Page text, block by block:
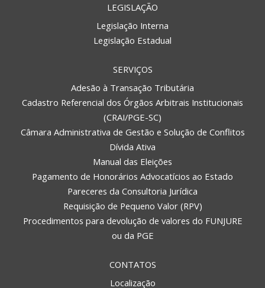
LEGISLAÇÃO
Legislação Interna
Legislação Estadual
SERVIÇOS
Adesão à Transação Tributária
Cadastro Referencial dos Órgãos Arbitrais Institucionais
(CRAI/PGE-SC)
Câmara Administrativa de Gestão e Solução de Conflitos
Dívida Ativa
Manual das Eleições
Pagamento de Honorários Advocatícios ao Estado
Pareceres da Consultoria Jurídica
Requisição de Pequeno Valor (RPV)
Procedimentos para devolução de valores do FUNJURE
ou da PGE
CONTATOS
Localização